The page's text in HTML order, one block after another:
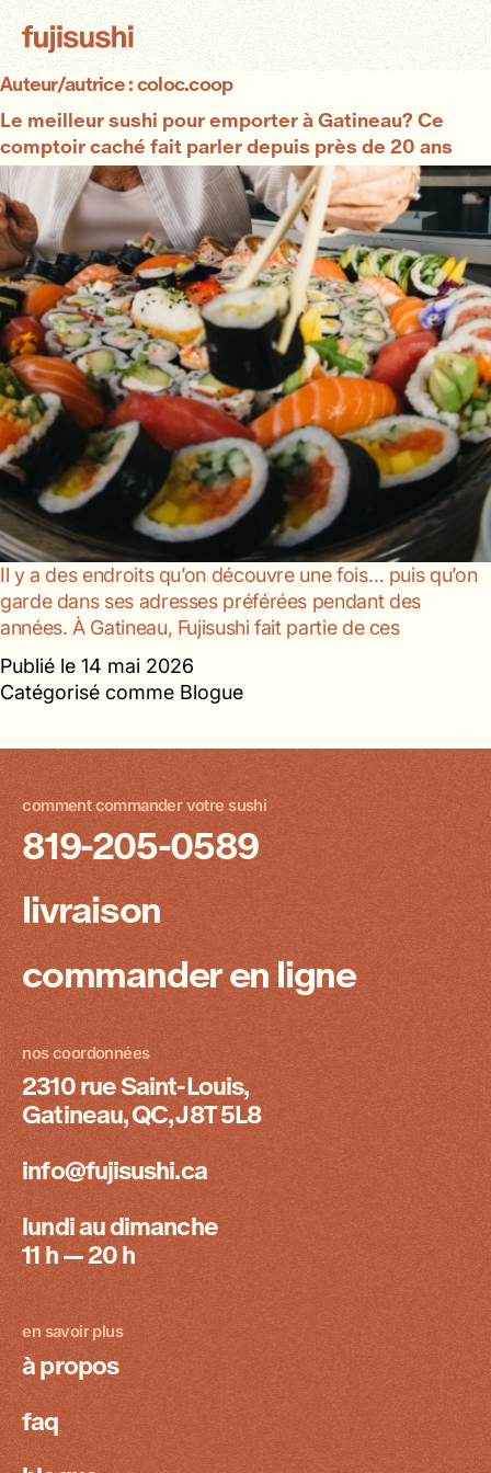
Auteur/autrice :coloc.coop
Le meilleur sushi pour emporter à Gatineau? Ce
comptoir caché fait parler depuis près de 20 ans
Il y a des endroits qu’on découvre une fois… puis qu’on
garde dans ses adresses préférées pendant des
années. À Gatineau, Fujisushi fait partie de ces
Publié le 14 mai 2026
Catégorisé comme Blogue
comment commander votre sushi
819-205-0589
livraison
commander en ligne
nos coordonnées
2310 rue Saint-Louis,
Gatineau, QC, J8T 5L8
info@fujisushi.ca
lundi au dimanche
11 h — 20 h
en savoir plus
à propos
faq